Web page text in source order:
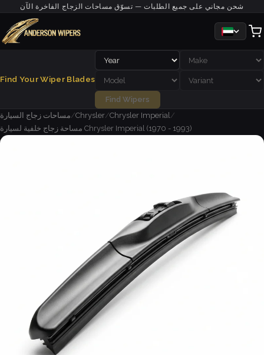
شحن مجاني على جميع الطلبات — تسوّق مساحات الزجاج الفاخرة الآن
Find Your Wiper Blades
Find Wipers
مساحات زجاج السيارة/Chrysler/Chrysler Imperial/
مساحة زجاج خلفية لسيارة Chrysler Imperial (1970 - 1993)